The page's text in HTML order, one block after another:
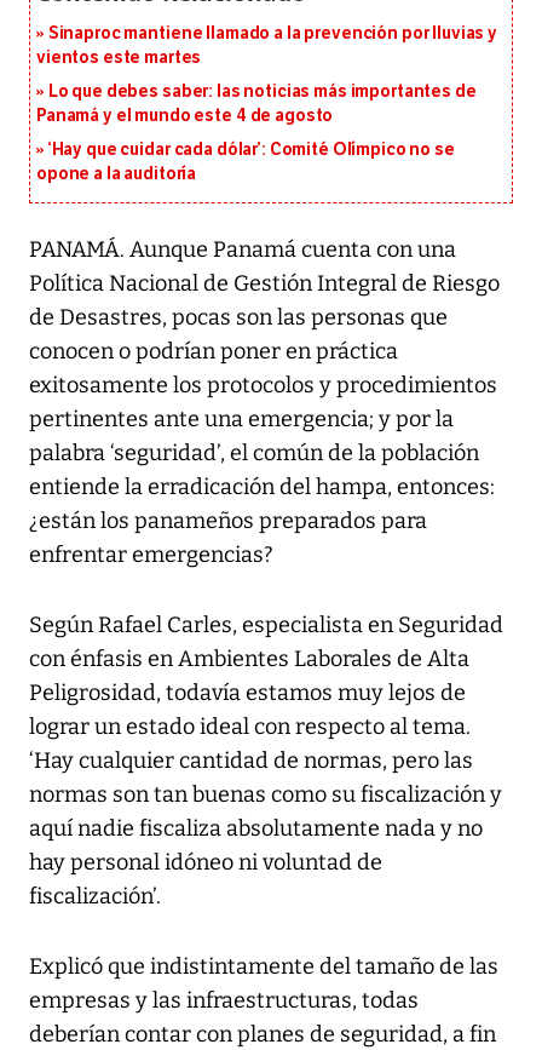
Sinaproc mantiene llamado a la prevención por lluvias y
vientos este martes
Lo que debes saber: las noticias más importantes de
Panamá y el mundo este 4 de agosto
‘Hay que cuidar cada dólar’: Comité Olímpico no se
opone a la auditoría
PANAMÁ. Aunque Panamá cuenta con una
Política Nacional de Gestión Integral de Riesgo
de Desastres, pocas son las personas que
conocen o podrían poner en práctica
exitosamente los protocolos y procedimientos
pertinentes ante una emergencia; y por la
palabra ‘seguridad’, el común de la población
entiende la erradicación del hampa, entonces:
¿están los panameños preparados para
enfrentar emergencias?
Según Rafael Carles, especialista en Seguridad
con énfasis en Ambientes Laborales de Alta
Peligrosidad, todavía estamos muy lejos de
lograr un estado ideal con respecto al tema.
‘Hay cualquier cantidad de normas, pero las
normas son tan buenas como su fiscalización y
aquí nadie fiscaliza absolutamente nada y no
hay personal idóneo ni voluntad de
fiscalización’.
Explicó que indistintamente del tamaño de las
empresas y las infraestructuras, todas
deberían contar con planes de seguridad, a fin